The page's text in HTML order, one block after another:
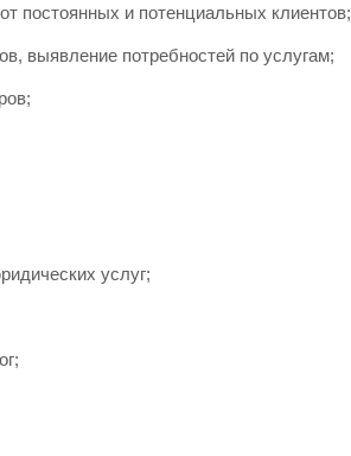
постоянных и потенциальных клиентов;
выявление потребностей по услугам;
услуг;